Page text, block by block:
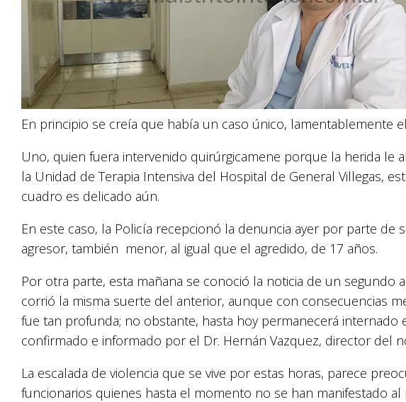
En principio se creía que había un caso único, lamentablemente
Uno, quien fuera intervenido quirúrgicamene porque la herida le
la Unidad de Terapia Intensiva del Hospital de General Villegas,
cuadro es delicado aún.
En este caso, la Policía recepcionó la denuncia ayer por parte de
agresor, también menor, al igual que el agredido, de 17 años.
Por otra parte, esta mañana se conoció la noticia de un segundo
corrió la misma suerte del anterior, aunque con consecuencias
fue tan profunda; no obstante, hasta hoy permanecerá internado
confirmado e informado por el Dr. Hernán Vazquez, director del
La escalada de violencia que se vive por estas horas, parece
funcionarios quienes hasta el momento no se han manifestado